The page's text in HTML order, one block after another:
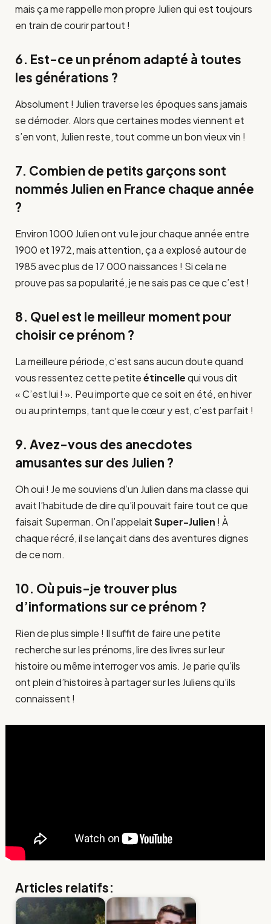
mais ça me rappelle mon propre Julien qui est toujours
en train de courir partout !
6. Est-ce un prénom adapté à toutes
les générations ?
Absolument ! Julien traverse les époques sans jamais
se démoder. Alors que certaines modes viennent et
s’en vont, Julien reste, tout comme un bon vieux vin !
7. Combien de petits garçons sont
nommés Julien en France chaque année
?
Environ 1000 Julien ont vu le jour chaque année entre
1900 et 1972, mais attention, ça a explosé autour de
1985 avec plus de 17 000 naissances ! Si cela ne
prouve pas sa popularité, je ne sais pas ce que c’est !
8. Quel est le meilleur moment pour
choisir ce prénom ?
La meilleure période, c’est sans aucun doute quand
vous ressentez cette petiteétincellequi vous dit
« C’est lui ! ». Peu importe que ce soit en été, en hiver
ou au printemps, tant que le cœur y est, c’est parfait !
9. Avez-vous des anecdotes
amusantes sur des Julien ?
Oh oui ! Je me souviens d’un Julien dans ma classe qui
avait l’habitude de dire qu’il pouvait faire tout ce que
faisait Superman. On l’appelaitSuper-Julien ! À
chaque récré, il se lançait dans des aventures dignes
de ce nom.
10. Où puis-je trouver plus
d’informations sur ce prénom ?
Rien de plus simple ! Il suffit de faire une petite
recherche sur les prénoms, lire des livres sur leur
histoire ou même interroger vos amis. Je parie qu’ils
ont plein d’histoires à partager sur les Juliens qu’ils
connaissent !
Articles relatifs: